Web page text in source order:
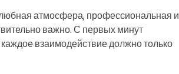
атмосфера, профессиональная и
важно. С первых минут
взаимодействие должно только